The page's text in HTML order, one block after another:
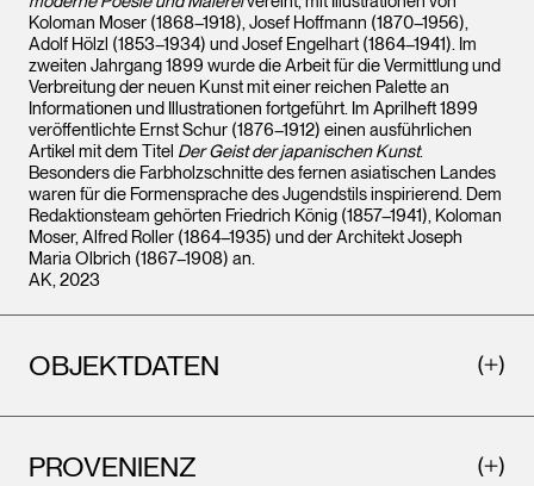
Koloman Moser (1868–1918), Josef Hoffmann (1870–1956),
Adolf Hölzl (1853–1934) und Josef Engelhart (1864–1941). Im
zweiten Jahrgang 1899 wurde die Arbeit für die Vermittlung und
Verbreitung der neuen Kunst mit einer reichen Palette an
Informationen und Illustrationen fortgeführt. Im Aprilheft 1899
veröffentlichte Ernst Schur (1876–1912) einen ausführlichen
Artikel mit dem Titel Der Geist der japanischen Kunst.
Besonders die Farbholzschnitte des fernen asiatischen Landes
waren für die Formensprache des Jugendstils inspirierend. Dem
Redaktionsteam gehörten Friedrich König (1857–1941), Koloman
Moser, Alfred Roller (1864–1935) und der Architekt Joseph
Maria Olbrich (1867–1908) an.
AK, 2023
OBJEKTDATEN
PROVENIENZ